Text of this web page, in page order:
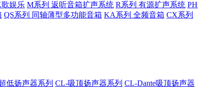
娱乐 M系列 返听音箱扩声系统 R系列 有源扩声系统 PH
QS系列 同轴薄型多功能音箱 KA系列 全频音箱 CX系列
低扬声器系列 CL-吸顶扬声器系列 CL-Dante吸顶扬声器